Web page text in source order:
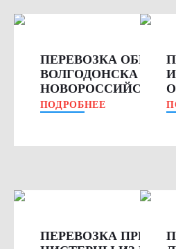
ПЕРЕВОЗКА
ВОЛГОДОНСКА В
НОВОРОССИЙСК
ПОДРОБНЕЕ
ПЕРЕВОЗКА